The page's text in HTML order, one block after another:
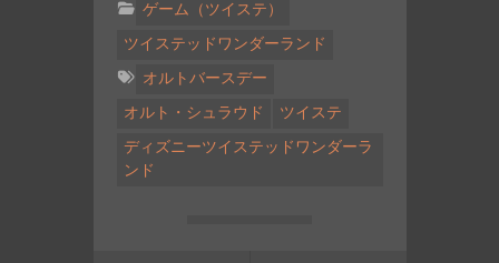
ゲーム（ツイステ）
ツイステッドワンダーランド
オルトバースデー
オルト・シュラウド ツイステ
ディズニーツイステッドワンダーラ
ンド